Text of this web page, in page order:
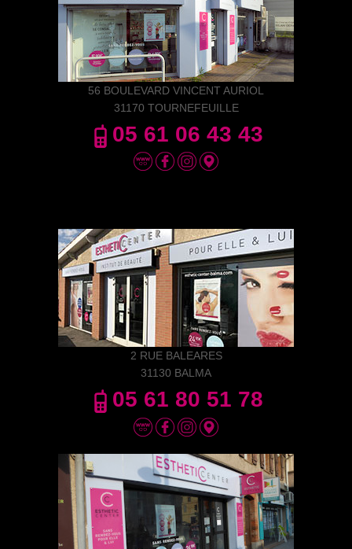
56 BOULEVARD VINCENT AURIOL
31170 TOURNEFEUILLE
05 61 06 43 43
2 RUE BALEARES
31130 BALMA
05 61 80 51 78